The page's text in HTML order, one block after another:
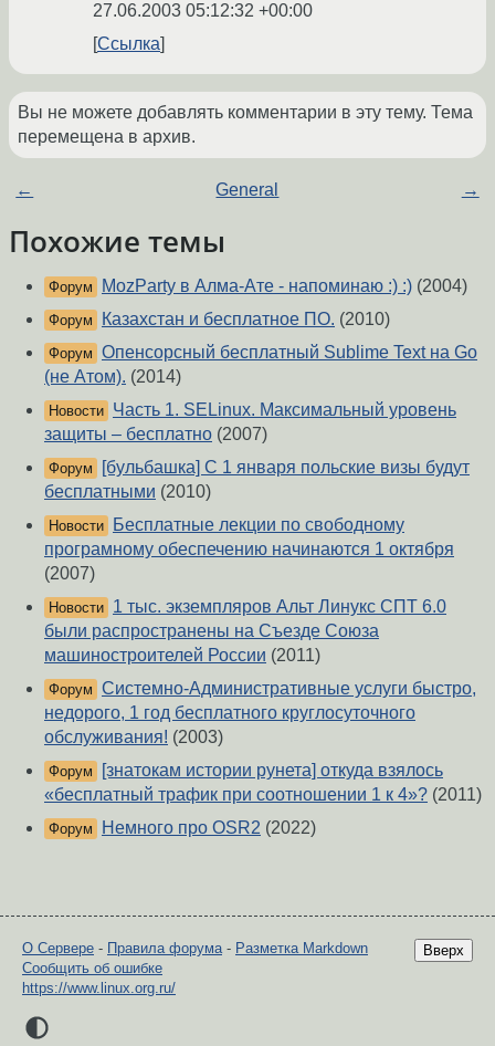
27.06.2003 05:12:32 +00:00
Ссылка
Вы не можете добавлять комментарии в эту тему. Тема
перемещена в архив.
← General →
Похожие темы
Форум MozParty в Алма-Ате - напоминаю :) :) (2004)
Форум Казахстан и бесплатное ПО. (2010)
Форум Опенсорсный бесплатный Sublime Text на Go
(не Атом). (2014)
Новости Часть 1. SELinux. Максимальный уровень
защиты – бесплатно (2007)
Форум
[бульбашка] С 1 января польские визы будут
бесплатными (2010)
Новости
Бесплатные лекции по свободному
програмному обеспечению начинаются 1 октября
(2007)
Новости 1 тыс. экземпляров Альт Линукс СПТ 6.0
были распространены на Съезде Союза
машиностроителей России (2011)
Форум Системно-Административные услуги быстро,
недорого, 1 год бесплатного круглосуточного
обслуживания! (2003)
Форум
[знатокам истории рунета] откуда взялось
«бесплатный трафик при соотношении 1 к 4»? (2011)
Форум Немного про OSR2 (2022)
Вверх
О Сервере - Правила форума- Разметка Markdown
Сообщить об ошибке
https://www.linux.org.ru/